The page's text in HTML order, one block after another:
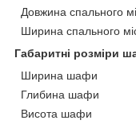
Довжина спального
Ширина спального
Габаритні розміри
Ширина шафи
Глибина шафи
Висота шафи